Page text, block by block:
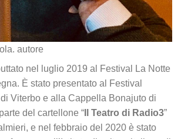
autore
nel luglio 2019 al Festival La Notte
È stato presentato al Festival
Viterbo e alla Cappella Bonajuto di
del cartellone “ Il Teatro di Radio3”
e nel febbraio del 2020 è stato